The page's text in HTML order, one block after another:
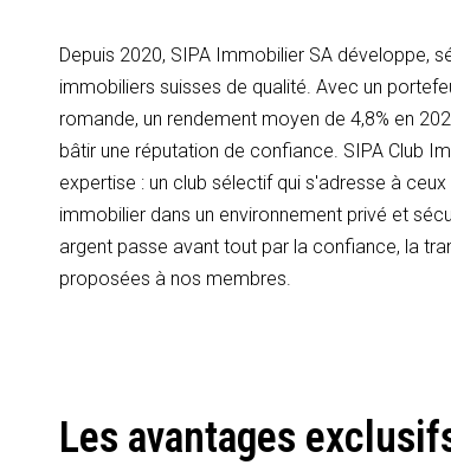
Depuis 2020, SIPA Immobilier SA développe,
immobiliers suisses de qualité. Avec un
romande, un rendement moyen de 4,8% en
bâtir une réputation de confiance. SIPA Club
expertise : un club sélectif qui s'adresse à
immobilier dans un environnement privé et
argent passe avant tout par la confiance, la
proposées à nos membres.
Les avantages